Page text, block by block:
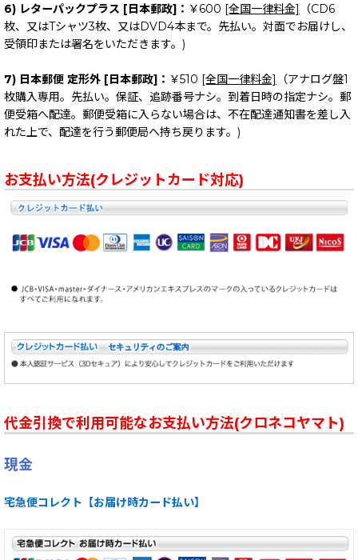
6) レターパックプラス [日本郵政]： ￥600 [全国一律料金]
（CD6
枚、又はTシャツ3枚、又はDVD4本まで。先払い。対面でお届けし、
受領印または署名をいただきます。)
7) 日本郵便 定形外 [日本郵政]： ￥510 [全国一律料金]
（アナログ盤1
枚購入専用。先払い。保証、追跡番号ナシ。到着日時の指定ナシ。郵
便受箱へ配達。郵便受箱に入らない場合は、不在配達通知書を差し入
れた上で、配達を行う郵便局へ持ち戻ります。)
お支払い方法(クレジットカード対応)
代金引換で利用可能なお支払い方法(クロネコヤマト)
現金
宅急便コレクト【お届け時カード払い】